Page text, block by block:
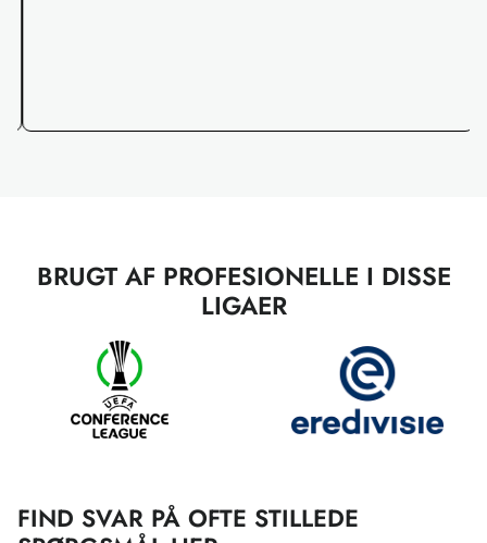
BRUGT AF PROFESIONELLE I DISSE
LIGAER
FIND SVAR PÅ OFTE STILLEDE